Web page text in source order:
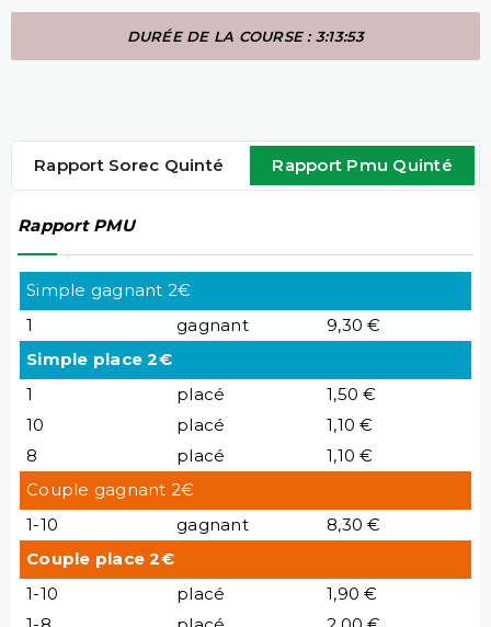
DURÉE DE LA COURSE : 3:13:53
Rapport Sorec Quinté Rapport Pmu Quinté
Rapport PMU
Simple gagnant 2€
1
gagnant
9,30 €
Simple place 2€
1
placé
1,50 €
10
placé
1,10 €
8
placé
1,10 €
Couple gagnant 2€
1-10
gagnant
8,30 €
Couple place 2€
1-10
placé
1,90 €